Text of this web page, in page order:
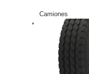
Camiones